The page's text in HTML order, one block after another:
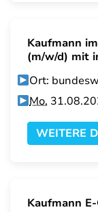
Kaufmann
(m/w/d) mit
Ort:
Mo.
WEITERE
Kaufmann